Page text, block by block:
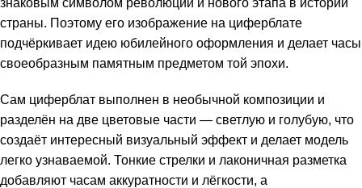
страны. Поэтому его изображение на циферблате
подчёркивает идею юбилейного оформления и делает часы
своеобразным памятным предметом той эпохи.
Сам циферблат выполнен в необычной композиции и
разделён на две цветовые части — светлую и голубую, что
создаёт интересный визуальный эффект и делает модель
легко узнаваемой. Тонкие стрелки и лаконичная разметка
добавляют часам аккуратности и лёгкости, а